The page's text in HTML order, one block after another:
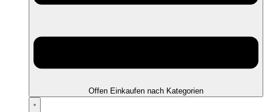
Offen Einkaufen nach Kategorien